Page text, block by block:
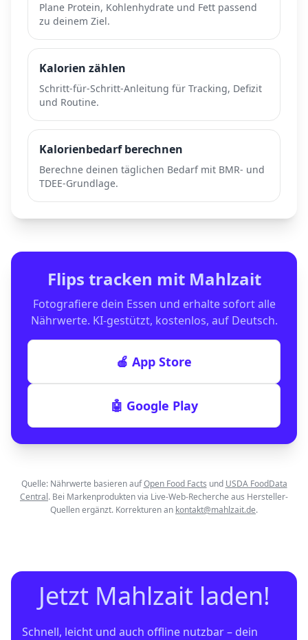
Plane Protein, Kohlenhydrate und Fett passend
zu deinem Ziel.
Kalorien zählen
Schritt-für-Schritt-Anleitung für Tracking, Defizit
und Routine.
Kalorienbedarf berechnen
Berechne deinen täglichen Bedarf mit BMR- und
TDEE-Grundlage.
Flips tracken mit Mahlzait
Fotografiere dein Essen und erhalte sofort alle
Nährwerte. KI-gestützt, kostenlos, auf Deutsch.
🍎 App Store
🤖 Google Play
Quelle: Nährwerte basieren auf Open Food Facts und USDA FoodData
Central. Bei Markenprodukten via Live-Web-Recherche aus Hersteller-
Quellen ergänzt. Korrekturen an kontakt@mahlzait.de.
Jetzt Mahlzait laden!
Schnell, leicht und auch offline nutzbar – dein